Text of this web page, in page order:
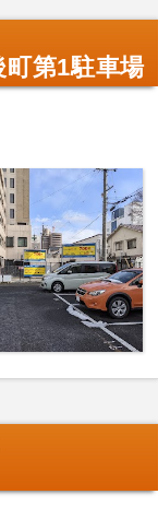
第1駐車場